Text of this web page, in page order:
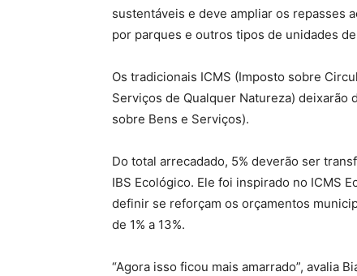
sustentáveis e deve ampliar os repasses
por parques e outros tipos de unidades
Os tradicionais ICMS (Imposto sobre
Serviços de Qualquer Natureza)
sobre Bens e Serviços).
Do total arrecadado, 5% deverão ser
IBS Ecológico. Ele foi inspirado no ICMS
definir se reforçam os orçamentos
de 1% a 13%.
“Agora isso ficou mais amarrado”, avalia